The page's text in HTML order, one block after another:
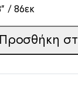
/ 86εκ
Προσθήκη